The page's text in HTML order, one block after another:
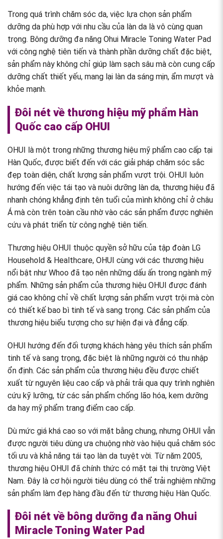
Trong quá trình chăm sóc da, việc lựa chọn sản phẩm
dưỡng da phù hợp với nhu cầu của làn da là vô cùng quan
trọng. Bông dưỡng đa năng Ohui Miracle Toning Water Pad
với công nghệ tiên tiến và thành phần dưỡng chất đặc biệt,
sản phẩm này không chỉ giúp làm sạch sâu mà còn cung cấp
dưỡng chất thiết yếu, mang lại làn da sáng mịn, ẩm mượt và
khỏe mạnh.
Đôi nét về thương hiệu mỹ phẩm Hàn
Quốc cao cấp OHUI
OHUI là một trong những thương hiệu mỹ phẩm cao cấp tại
Hàn Quốc, được biết đến với các giải pháp chăm sóc sắc
đẹp toàn diện, chất lượng sản phẩm vượt trội. OHUI luôn
hướng đến việc tái tạo và nuôi dưỡng làn da, thương hiệu đã
nhanh chóng khẳng định tên tuổi của mình không chỉ ở châu
Á mà còn trên toàn cầu nhờ vào các sản phẩm được nghiên
cứu và phát triển từ công nghệ tiên tiến.
Thương hiệu OHUI thuộc quyền sở hữu của tập đoàn LG
Household & Healthcare, OHUI cùng với các thương hiệu
nổi bật như Whoo đã tạo nên những dấu ấn trong ngành mỹ
phẩm. Những sản phẩm của thương hiệu OHUI được đánh
giá cao không chỉ về chất lượng sản phẩm vượt trội mà còn
có thiết kế bao bì tinh tế và sang trọng. Các sản phẩm của
thương hiệu biểu tượng cho sự hiện đại và đẳng cấp.
OHUI hướng đến đối tượng khách hàng yêu thích sản phẩm
tinh tế và sang trọng, đặc biệt là những người có thu nhập
ổn định. Các sản phẩm của thương hiệu đều được chiết
xuất từ nguyên liệu cao cấp và phải trải qua quy trình nghiên
cứu kỹ lưỡng, từ các sản phẩm chống lão hóa, kem dưỡng
da hay mỹ phẩm trang điểm cao cấp.
Dù mức giá khá cao so với mặt bằng chung, nhưng OHUI vẫn
được người tiêu dùng ưa chuộng nhờ vào hiệu quả chăm sóc
tối ưu và khả năng tái tạo làn da tuyệt vời. Từ năm 2005,
thương hiệu OHUI đã chính thức có mặt tại thị trường Việt
Nam. Đây là cơ hội người tiêu dùng có thể trải nghiệm những
sản phẩm làm đẹp hàng đầu đến từ thương hiệu Hàn Quốc.
Đôi nét về bông dưỡng đa năng Ohui
Miracle Toning Water Pad